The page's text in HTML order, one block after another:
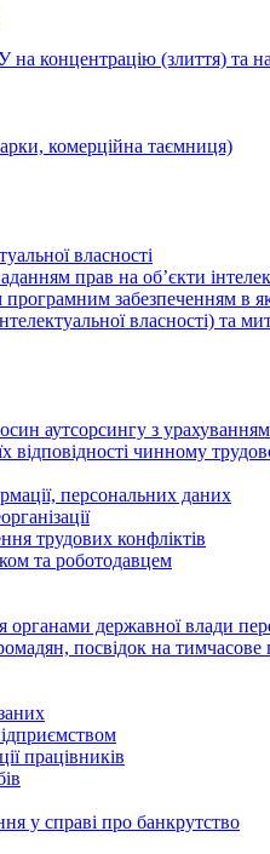
концентрацію (злиття) та
комерційна таємниця)
власності
прав на об’єкти
забезпеченням в
власності) та
аутсорсингу з
чинному
персональних даних
трудових конфліктів
та роботодавцем
органами державної влади
посвідок на
працівників
у справі про банкрутство